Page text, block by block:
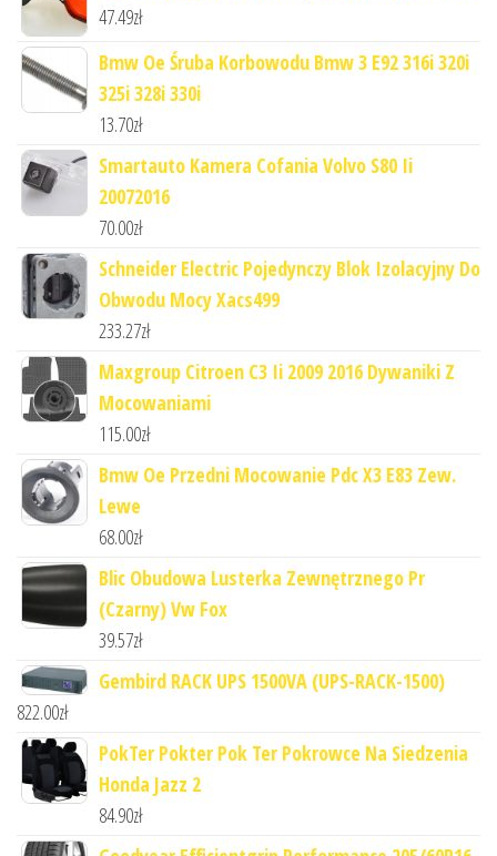
47.49zł
Bmw Oe Śruba Korbowodu Bmw 3 E92 316i 320i
325i 328i 330i
13.70zł
Smartauto Kamera Cofania Volvo S80 Ii
20072016
70.00zł
Schneider Electric Pojedynczy Blok Izolacyjny Do
Obwodu Mocy Xacs499
233.27zł
Maxgroup Citroen C3 Ii 2009 2016 Dywaniki Z
Mocowaniami
115.00zł
Bmw Oe Przedni Mocowanie Pdc X3 E83 Zew.
Lewe
68.00zł
Blic Obudowa Lusterka Zewnętrznego Pr
(Czarny) Vw Fox
39.57zł
Gembird RACK UPS 1500VA (UPS-RACK-1500)
822.00zł
PokTer Pokter Pok Ter Pokrowce Na Siedzenia
Honda Jazz 2
84.90zł